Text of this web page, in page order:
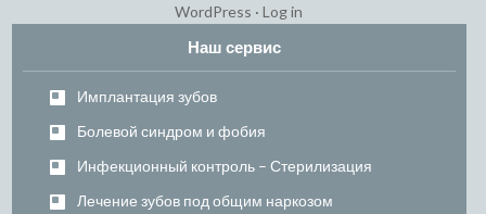
WordPress · Log in
Наш сервис
Имплантация зубов
Болевой синдром и фобия
Инфекционный контроль – Стерилизация
Лечение зубов под общим наркозом